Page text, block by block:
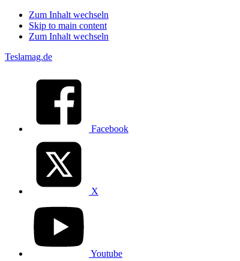
Zum Inhalt wechseln
Skip to main content
Zum Inhalt wechseln
Teslamag.de
Facebook
X
Youtube